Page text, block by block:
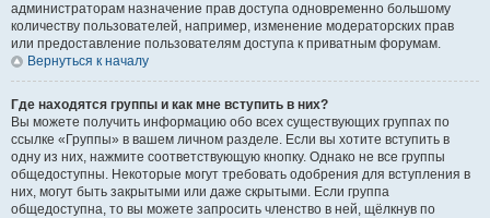
администраторам назначение прав доступа одновременно большому
количеству пользователей, например, изменение модераторских прав
или предоставление пользователям доступа к приватным форумам.
Вернуться к началу
Где находятся группы и как мне вступить в них?
Вы можете получить информацию обо всех существующих группах по
ссылке «Группы» в вашем личном разделе. Если вы хотите вступить в
одну из них, нажмите соответствующую кнопку. Однако не все группы
общедоступны. Некоторые могут требовать одобрения для вступления в
них, могут быть закрытыми или даже скрытыми. Если группа
общедоступна, то вы можете запросить членство в ней, щёлкнув по